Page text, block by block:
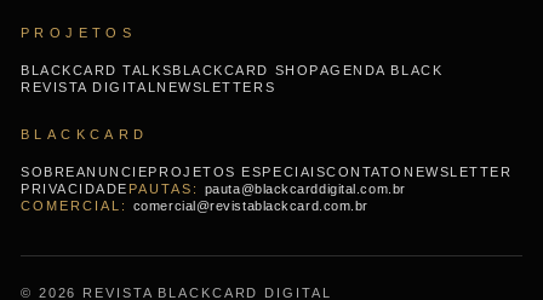
PROJETOS
BLACKCARD TALKS BLACKCARD SHOPAGENDA BLACK
REVISTA DIGITAL NEWSLETTERS
BLACKCARD
SOBREANUNCIE PROJETOS ESPECIAISCONTATO NEWSLETTER
PRIVACIDADE
pauta@blackcarddigital.com.br
comercial@revistablackcard.com.br
© 2026 REVISTA BLACKCARD DIGITAL